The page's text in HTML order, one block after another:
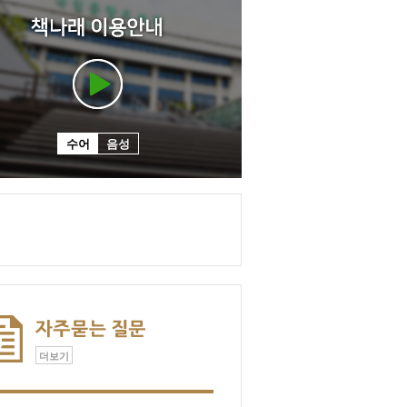
수어 음성
더보기